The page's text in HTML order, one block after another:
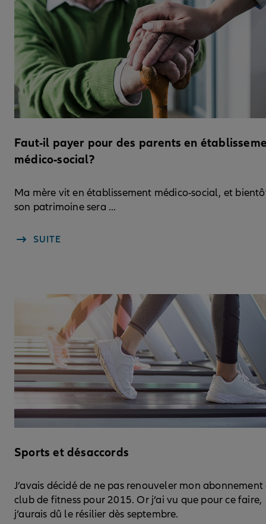
Faut-il payer pour des parents en
médico-social?
Ma mère vit en établissement médico-social, et
son patrimoine sera ...
SUITE
Sports et désaccords
J’avais décidé de ne pas renouveler mon abonnement
club de fitness pour 2015. Or j’ai vu que pour ce faire,
j’aurais dû le résilier dès septembre.